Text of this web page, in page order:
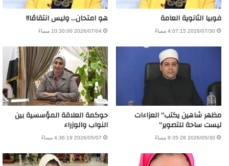
فوبيا الثانوية العامة
2026/07/30 4:07:15 مساءً
هو امتحان… وليس انتقامًا!!
2026/07/04 10:30:00 مساءً
مظهر شاهين يكتب” العزاءات
ليست ساحة للتصوير”
2026/05/30 9:35:28 مساءً
حوكمة العلاقة المؤسسية بين
النواب والوزراء
2026/05/07 4:36:19 مساءً